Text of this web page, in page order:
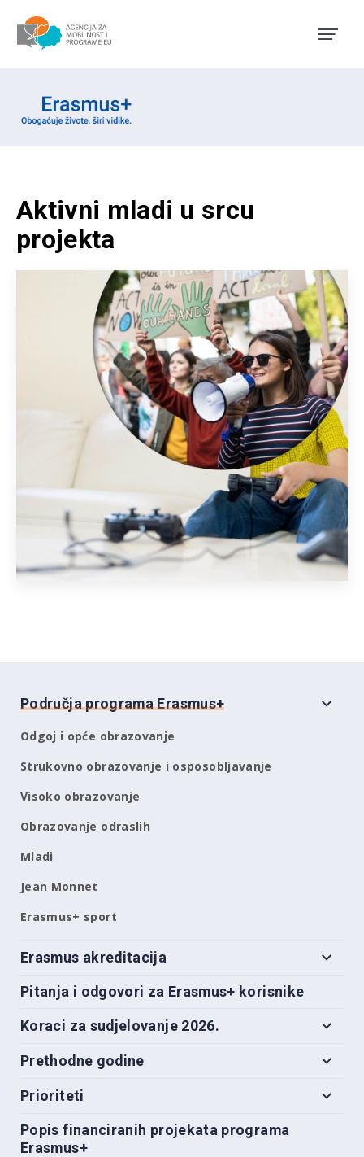
Aktivni mladi u srcu
projekta
Područja programa Erasmus+
Odgoj i opće obrazovanje
Strukovno obrazovanje i osposobljavanje
Visoko obrazovanje
Obrazovanje odraslih
Mladi
Jean Monnet
Erasmus+ sport
Erasmus akreditacija
Pitanja i odgovori za Erasmus+ korisnike
Koraci za sudjelovanje 2026.
Prethodne godine
Prioriteti
Popis financiranih projekata programa
Erasmus+